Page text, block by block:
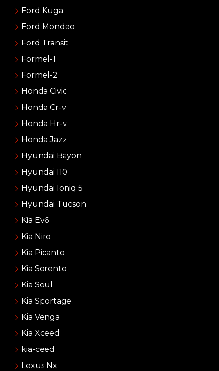
Ford Kuga
Ford Mondeo
Ford Transit
Formel-1
Formel-2
Honda Civic
Honda Cr-v
Honda Hr-v
Honda Jazz
Hyundai Bayon
Hyundai I10
Hyundai Ioniq 5
Hyundai Tucson
Kia Ev6
Kia Niro
Kia Picanto
Kia Sorento
Kia Soul
Kia Sportage
Kia Venga
Kia Xceed
kia-ceed
Lexus Nx